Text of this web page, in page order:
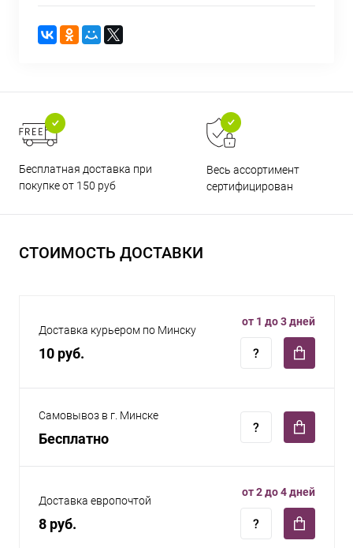
Бесплатная доставка при
покупке от 150 руб
Весь ассортимент
сертифицирован
СТОИМОСТЬ ДОСТАВКИ
Доставка курьером по Минску
10 руб.
от 1 до 3 дней
Самовывоз в г. Минске
Бесплатно
Доставка европочтой
8 руб.
от 2 до 4 дней